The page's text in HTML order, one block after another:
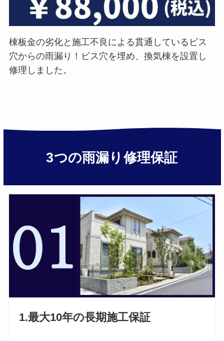
棟板金の劣化と施工不良による貫通しているビス
穴からの雨漏り！ビス穴を埋め、換気棟を設置し
修理しました。
3つの雨漏り修理保証
1.最大10年の長期施工保証